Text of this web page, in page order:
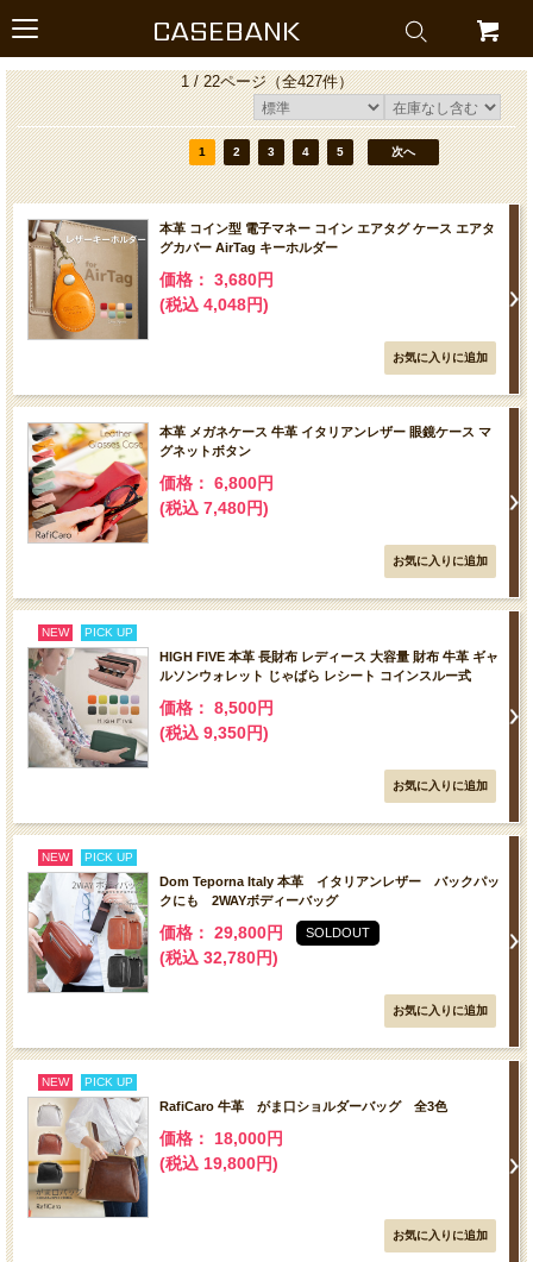
CASEBANK
1 / 22ページ（全427件）
1 2 3 4 5 次へ
本革 コイン型 電子マネー コイン エアタグ ケース エアタ
グカバー AirTag キーホルダー
価格： 3,680円
(税込 4,048円)
本革 メガネケース 牛革 イタリアンレザー 眼鏡ケース マ
グネットボタン
価格： 6,800円
(税込 7,480円)
NEW PICK UP
HIGH FIVE 本革 長財布 レディース 大容量 財布 牛革 ギャ
ルソンウォレット じゃばら レシート コインスルー式
価格： 8,500円
(税込 9,350円)
NEW PICK UP
Dom Teporna Italy 本革 イタリアンレザー バックパッ
クにも 2WAYボディーバッグ
価格： 29,800円
(税込 32,780円)
SOLDOUT
NEW PICK UP
RafiCaro 牛革 がま口ショルダーバッグ 全3色
価格： 18,000円
(税込 19,800円)